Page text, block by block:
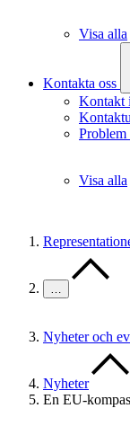
Visa alla
Kontakta oss
Kontakt
Problem
Visa alla
…
Nyheter och
Nyheter
En EU-